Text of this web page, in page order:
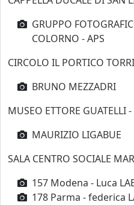
GRUPPO
COLORNO - APS
CIRCOLO IL PORTICO
BRUNO MEZZADRI
MUSEO ETTORE GUATELLI
MAURIZIO LIGABUE
SALA CENTRO SOCIALE
157 Modena - Luca
178 Parma - federica